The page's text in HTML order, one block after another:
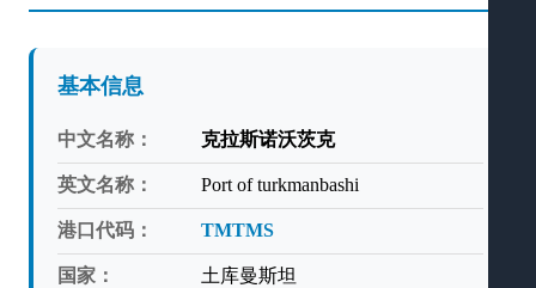
基本信息
中文名称： 克拉斯诺沃茨克
英文名称： Port of turkmanbashi
港口代码： TMTMS
国家： 土库曼斯坦